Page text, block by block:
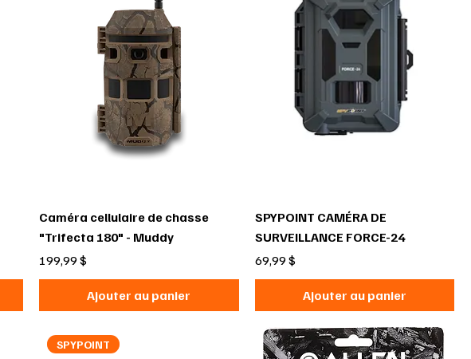
Caméra cellulaire de chasse
"Trifecta 180" - Muddy
Prix
199,99 $
Ajouter au panier
SPYPOINT CAMÉRA DE
SURVEILLANCE FORCE-24
Prix
69,99 $
Ajouter au panier
SPYPOINT